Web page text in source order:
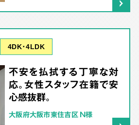
4DK･4LDK
不安を払拭する丁寧な対
応。女性スタッフ在籍で安
心感抜群。
大阪府大阪市東住吉区 N様